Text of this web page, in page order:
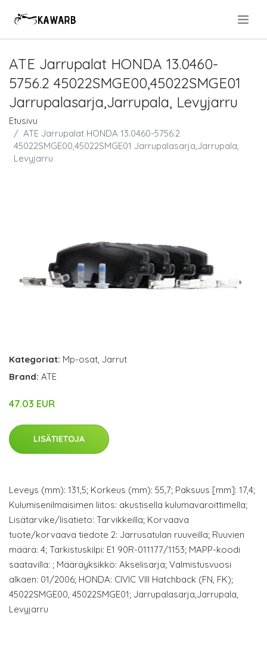
ATE Jarrupalat HONDA 13.0460-
5756.2 45022SMGE00,45022SMGE01
Jarrupalasarja,Jarrupala, Levyjarru
Etusivu
ATE Jarrupalat HONDA 13.0460-5756.2
45022SMGE00,45022SMGE01 Jarrupalasarja,Jarrupala,
Levyjarru
Kategoriat: Mp-osat Jarrut
Brand: ATE
47.03 EUR
LISÄTIETOJA
Leveys (mm): 131,5; Korkeus (mm): 55,7; Paksuus [mm]: 17,4;
Kulumisenilmaisimen liitos: akustisella kulumavaroittimella;
Lisätarvike/lisätieto: Tarvikkeilla; Korvaava
tuote/korvaava tiedote 2: Jarrusatulan ruuveilla; Ruuvien
määrä: 4; Tarkistuskilpi: E1 90R-011177/1153; MAPP-koodi
saatavilla: ; Määräyksikkö: Akselisarja; Valmistusvuosi
alkaen: 01/2006; HONDA: CIVIC VIII Hatchback (FN, FK);
45022SMGE00, 45022SMGE01; Jarrupalasarja,Jarrupala,
Levyjarru